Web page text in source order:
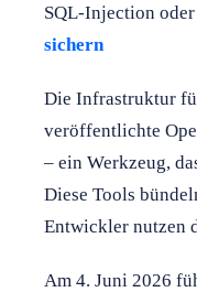
SQL-Injection
sichern
Die Infrastruktur
veröffentlichte
– ein Werkzeug,
Diese Tools
Entwickler nutzen
Am 4. Juni 2026